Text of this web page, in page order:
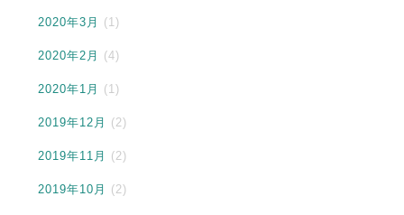
2020年3月 (1)
2020年2月 (4)
2020年1月 (1)
2019年12月 (2)
2019年11月 (2)
2019年10月 (2)